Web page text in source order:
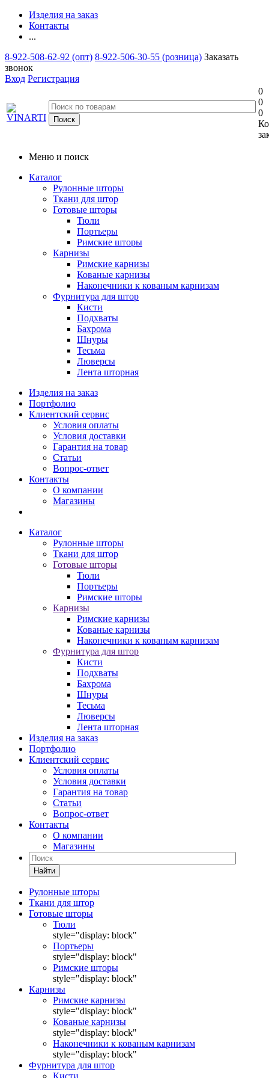
Изделия на заказ
Контакты
...
8-922-508-62-92 (опт) 8-922-506-30-55 (розница) Заказать
звонок
Вход Регистрация
0
0
0
Меню и поиск
Каталог
Рулонные шторы
Ткани для штор
Готовые шторы
Тюли
Портьеры
Римские шторы
Карнизы
Римские карнизы
Кованые карнизы
Наконечники к кованым карнизам
Фурнитура для штор
Кисти
Подхваты
Бахрома
Шнуры
Тесьма
Люверсы
Лента шторная
Изделия на заказ
Портфолио
Клиентский сервис
Условия оплаты
Условия доставки
Гарантия на товар
Статьи
Вопрос-ответ
Контакты
О компании
Магазины
Каталог
Рулонные шторы
Ткани для штор
Готовые шторы
Тюли
Портьеры
Римские шторы
Карнизы
Римские карнизы
Кованые карнизы
Наконечники к кованым карнизам
Фурнитура для штор
Кисти
Подхваты
Бахрома
Шнуры
Тесьма
Люверсы
Лента шторная
Изделия на заказ
Портфолио
Клиентский сервис
Условия оплаты
Условия доставки
Гарантия на товар
Статьи
Вопрос-ответ
Контакты
О компании
Магазины
Найти
Рулонные шторы
Ткани для штор
Готовые шторы
Тюли
style="display: block"
Портьеры
style="display: block"
Римские шторы
style="display: block"
Карнизы
Римские карнизы
style="display: block"
Кованые карнизы
style="display: block"
Наконечники к кованым карнизам
style="display: block"
Фурнитура для штор
Кисти